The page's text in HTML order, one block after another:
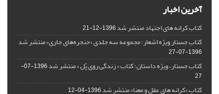
آخرین اخبار
کتاب کرانه های اجتهاد منتشر شد1396-12-21
کتاب جستار ویژه اشعار؛ مجموعه سه جلدی «حنجره‌های جاری» منتشر شد
1396-07-27
کتاب جستار، ویژه داستان؛ کتاب « زندگی روی پُل » منتشر شد
1396-07-
27
کتاب «کرانه های عقل و معنا» منتشر شد1396-04-12